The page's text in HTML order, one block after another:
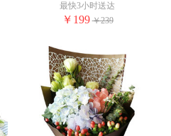
最快3小时送达
￥199 ￥239